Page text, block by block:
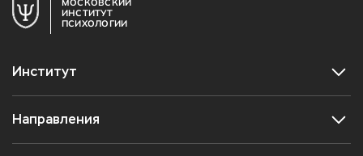
ИНСТИТУТ
ПСИХОЛОГИИ
Институт
Направления